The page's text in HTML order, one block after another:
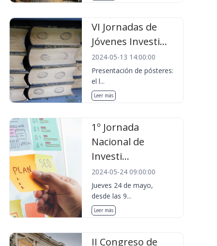
VI Jornadas de
Jóvenes Investi...
2024-05-13 14:00:00
Presentación de pósteres:
el l...
Leer más
1º Jornada
Nacional de
Investi...
2024-05-24 09:00:00
Jueves 24 de mayo,
desde las 9...
Leer más
II Congreso de